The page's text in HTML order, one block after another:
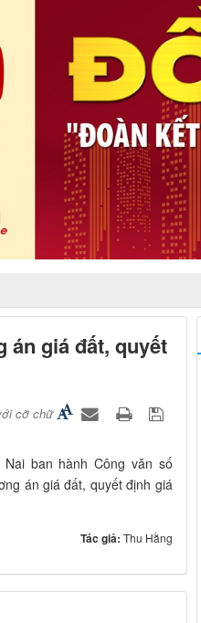
án giá đất, quyết
cỡ chữ
ban hành Công văn số
án giá đất, quyết định giá
Tác giả: Thu Hằng